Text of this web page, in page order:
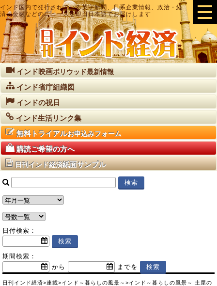
インド国内で発行されている英字新聞、日系企業情報、政治・経
済・金融などのニュースを即日日本語でお届けします
インド映画ボリウッド最新情報
インド省庁組織図
インドの祝日
インド生活リンク集
無料トライアルお申込みフォーム
購読ご希望の方へ
日刊インド経済紙面サンプル
日付検索：
期間検索：
から
までを
日刊インド経済>連載>インド～暮らしの風景～ >インド～暮らしの風景～ 土屋の